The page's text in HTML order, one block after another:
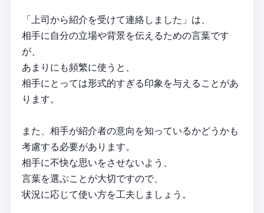
「上司から紹介を受けて連絡しました」は、
相手に自分の立場や背景を伝えるための言葉です
が、
あまりにも頻繁に使うと、
相手にとっては形式的すぎる印象を与えることがあ
ります。
また、相手が紹介者の意向を知っているかどうかも
考慮する必要があります。
相手に不快な思いをさせないよう、
言葉を選ぶことが大切ですので、
状況に応じて使い方を工夫しましょう。